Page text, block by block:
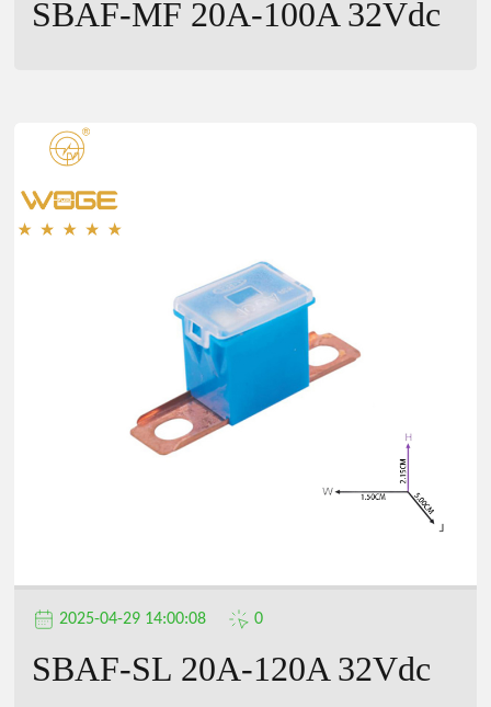
SBAF-MF 20A-100A 32Vdc
2025-04-29 14:00:08 0
SBAF-SL 20A-120A 32Vdc